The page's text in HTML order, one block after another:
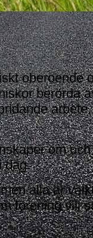
oberoende
berörda
om
dag.
alla är
förening vill